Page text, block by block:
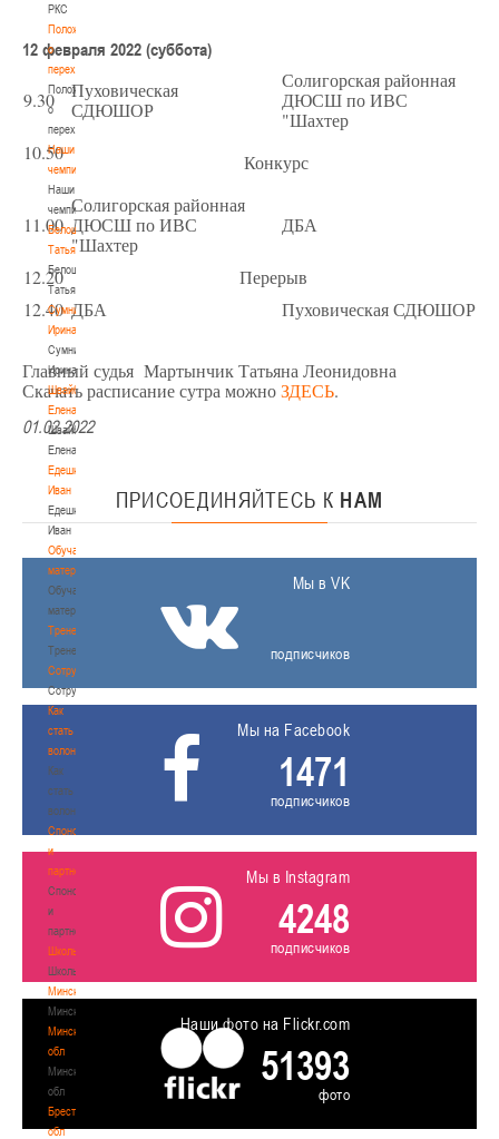
РКС
Положение
о
переходах
Положение
о
переходах
Наши
чемпионы
Наши
чемпионы
Белошапко
Татьяна
Белошапко
Татьяна
Сумникова
Ирина
Сумникова
Ирина
Швайбович
Елена
Швайбович
Елена
Едешко
Иван
Едешко
Иван
Обучающие
материалы
Обучающие
материалы
Тренерам
Тренерам
Сотрудничество
Сотрудничество
Как
стать
волонтером
Как
стать
волонтером
Спонсоры
и
партнеры
Спонсоры
и
партнеры
Школы
Школы
Минск
Минск
Минская
обл
Минская
обл
Брестская
обл
12 февраля 2022 (суббота)
9.30
Пуховическая
СДЮШОР
Солигорская районная
ДЮСШ по ИВС
"Шахтер
10.50
Конкурс
11.00
Солигорская районная
ДЮСШ по ИВС
"Шахтер
ДБА
12.20
Перерыв
12.40 ДБА Пуховическая СДЮШОР
Главный судья Мартынчик Татьяна Леонидовна
Скачать расписание сутра можноЗДЕСЬ.
01.02.2022
ПРИСОЕДИНЯЙТЕСЬ К НАМ
Мы в VK
подписчиков
Мы на Facebook
1471
подписчиков
Мы в Instagram
4248
подписчиков
Наши фото на Flickr.com
51393
фото